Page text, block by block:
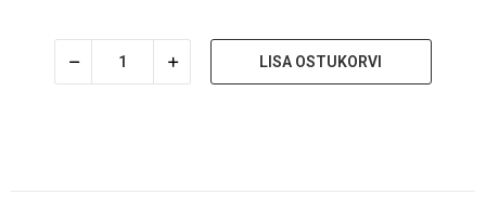
LISA OSTUKORVI